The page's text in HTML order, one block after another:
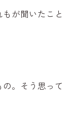
が聞いたこと
。そう思って